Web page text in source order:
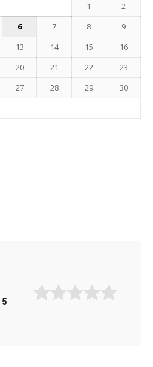
1
2
6 7 8
9
13 14 15
16
20 21 22
23
27 28 29
30
5